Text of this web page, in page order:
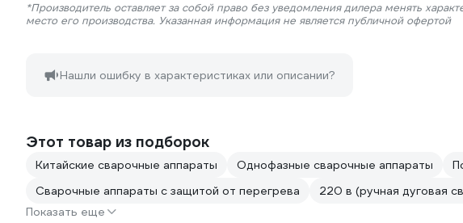
*Производитель оставляет за собой право без уведомления дилера менять
место его производства. Указанная информация не является публичной офертой
Нашли ошибку в характеристиках или описании?
Этот товар из подборок
Китайские сварочные аппараты Однофазные сварочные аппараты
Сварочные аппараты с защитой от перегрева
220 в (ручная дуговая
Показать еще